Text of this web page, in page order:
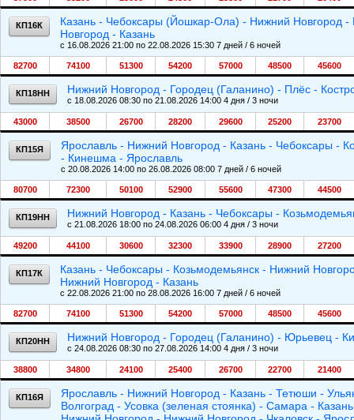
КП16К
Казань - Чебоксары (Йошкар-Ола) - Нижний Новгород
Новгород - Казань
c 16.08.2026 21:00 по 22.08.2026 15:30 7 дней / 6 ночей
82700 74100 51300 54200 57000 48500 45600
КП18НН Нижний Новгород - Городец (Галанино) - Плёс -
c 18.08.2026 08:30 по 21.08.2026 14:00 4 дня / 3 ночи
43000 38500 26700 28200 29600 25200 23700
КП15Я
Ярославль - Нижний Новгород - Казань - Чебоксары -
- Кинешма - Ярославль
c 20.08.2026 14:00 по 26.08.2026 08:00 7 дней / 6 ночей
80700 72300 50100 52900 55600 47300 44500
КП19НН Нижний Новгород - Казань - Чебоксары -
c 21.08.2026 18:00 по 24.08.2026 06:00 4 дня / 3 ночи
49200 44100 30600 32300 33900 28900 27200
КП17К
Казань - Чебоксары - Козьмодемьянск - Нижний
Нижний Новгород - Казань
c 22.08.2026 21:00 по 28.08.2026 16:00 7 дней / 6 ночей
82700 74100 51300 54200 57000 48500 45600
КП20НН Нижний Новгород - Городец (Галанино) - Юрьевец -
c 24.08.2026 08:30 по 27.08.2026 14:00 4 дня / 3 ночи
38800 34800 24100 25400 26700 22700 21400
КП16Я
Ярославль - Нижний Новгород - Казань - Тетюши -
Волгоград - Усовка (зеленая стоянка) - Самара -